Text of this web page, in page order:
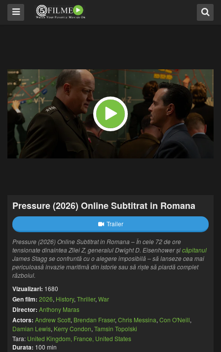
Pressure (2026) Online Subtitrat in Romana
Trailer
Pressure (2026) Online Subtitrat in Romana – În cele 72 de ore
tensionate dinaintea Zilei Z, generalul Dwight D. Eisenhower șicăpitanul
James Stagg se confruntă cu o alegere imposibilă – să lanseze cea mai
periculoasă invazie maritimă din istorie sau să riște să piardă complet
războiul.
Vizualizari: 1680
Gen film: 2026, History, Thriller, War
Director: Anthony Maras
Actors: Andrew Scott, Brendan Fraser, Chris Messina, Con O'Neill,
Damian Lewis, Kerry Condon, Tamsin Topolski
Tara: United Kingdom, France, United States
Durata: 100 min